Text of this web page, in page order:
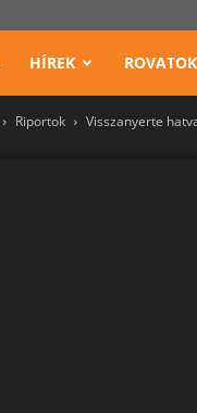
HÍREK ROVATOK
Riportok Visszanyerte